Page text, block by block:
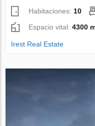
Habitaciones: 10
Espacio vital:4300
Irest Real Estate